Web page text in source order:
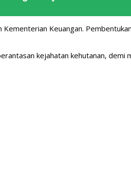
Keuangan.
kejahatan kehutanan, demi